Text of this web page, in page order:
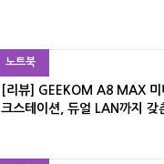
노트북
[리뷰] GEEKOM A8 MAX 미
크스테이션, 듀얼 LAN까지 갖